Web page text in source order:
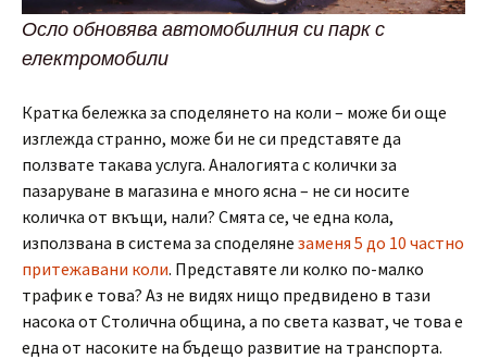
Осло обновява автомобилния си парк с
електромобили
Кратка бележка за споделянето на коли – може би още
изглежда странно, може би не си представяте да
ползвате такава услуга. Аналогията с колички за
пазаруване в магазина е много ясна – не си носите
количка от вкъщи, нали? Смята се, че една кола,
използвана в система за споделяне заменя 5 до 10 частно
притежавани коли. Представяте ли колко по-малко
трафик е това? Аз не видях нищо предвидено в тази
насока от Столична община, а по света казват, че това е
една от насоките на бъдещо развитие на транспорта.